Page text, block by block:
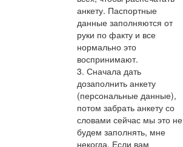
анкету. Паспортные
данные заполняются от
руки по факту и все
нормально это
воспринимают.
3. Сначала дать
дозаполнить анкету
(персональные данные),
потом забрать анкету со
словами сейчас мы это не
будем заполнять, мне
некогда. Если вам